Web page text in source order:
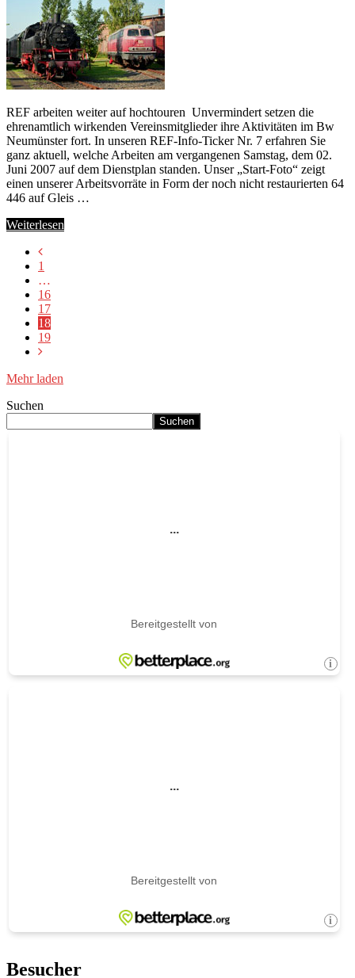
REF arbeiten weiter auf hochtouren Unvermindert setzen die
ehrenamtlich wirkenden Vereinsmitglieder ihre Aktivitäten im Bw
Neumünster fort. In unseren REF-Info-Ticker Nr. 7 erfahren Sie
ganz aktuell, welche Arbeiten am vergangenen Samstag, dem 02.
Juni 2007 auf dem Dienstplan standen. Unser „Start-Foto“ zeigt
einen unserer Arbeitsvorräte in Form der noch nicht restaurierten 64
446 auf Gleis …
Weiterlesen
1
…
16
17
18
19
Mehr laden
Suchen
Suchen
Besucher